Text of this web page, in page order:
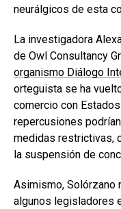
neurálgicos de esta
La investigadora
de Owl Consultancy
organismo Diálogo
orteguista se ha
comercio con
repercusiones
medidas restrictivas,
la suspensión de
Asimismo, Solórzano
algunos legisladores